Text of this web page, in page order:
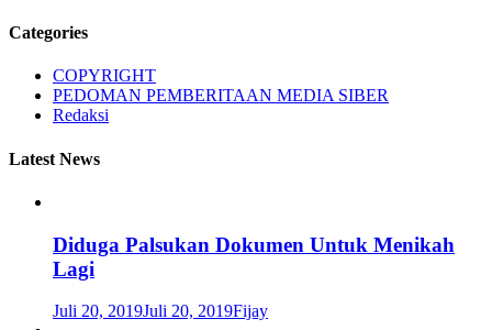
Categories
COPYRIGHT
PEDOMAN PEMBERITAAN MEDIA SIBER
Redaksi
Latest News
Diduga Palsukan Dokumen Untuk Menikah
Lagi
Juli 20, 2019Juli 20, 2019Fijay